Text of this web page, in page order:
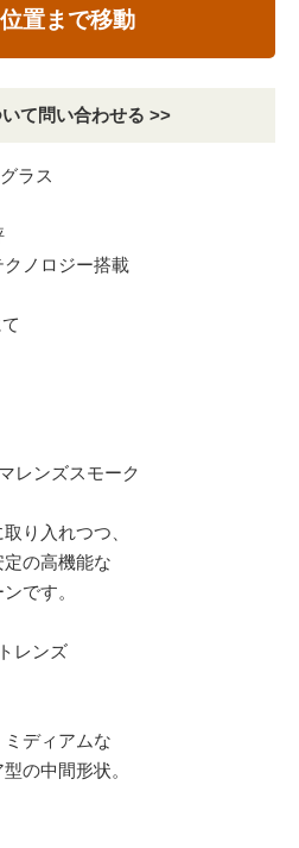
置まで移動
て問い合わせる >>
ラス
ノロジー搭載
レンズスモーク
り入れつつ、
の高機能な
です。
レンズ
ディアムな
の中間形状。